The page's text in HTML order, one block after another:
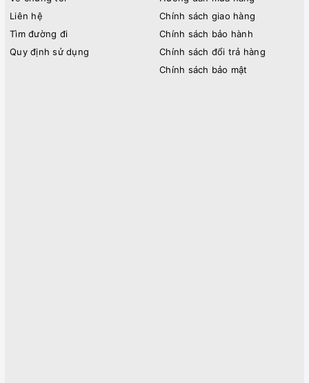
Liên hệ
Tìm đường đi
Quy định sử dụng
Chính sách giao hàng
Chính sách bảo hành
Chính sách đổi trả hàng
Chính sách bảo mật